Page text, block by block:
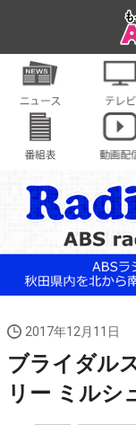
2017年12月11日
ブライダル
リー ミルシ